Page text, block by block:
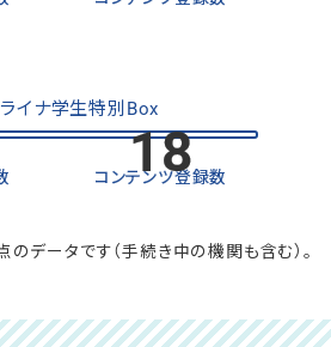
ライナ学生特別Box
18
コンテンツ登録数
データです（手続き中の機関も含む）。